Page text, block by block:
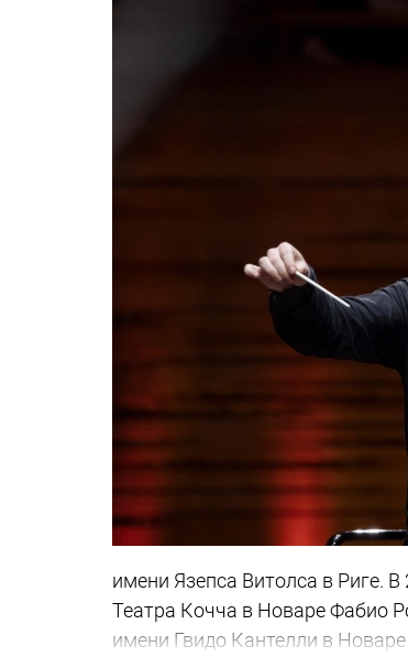
имени Язепса Витолса в Риге.
Театра Кочча в Новаре Фабио
имени Гвидо Кантелли в